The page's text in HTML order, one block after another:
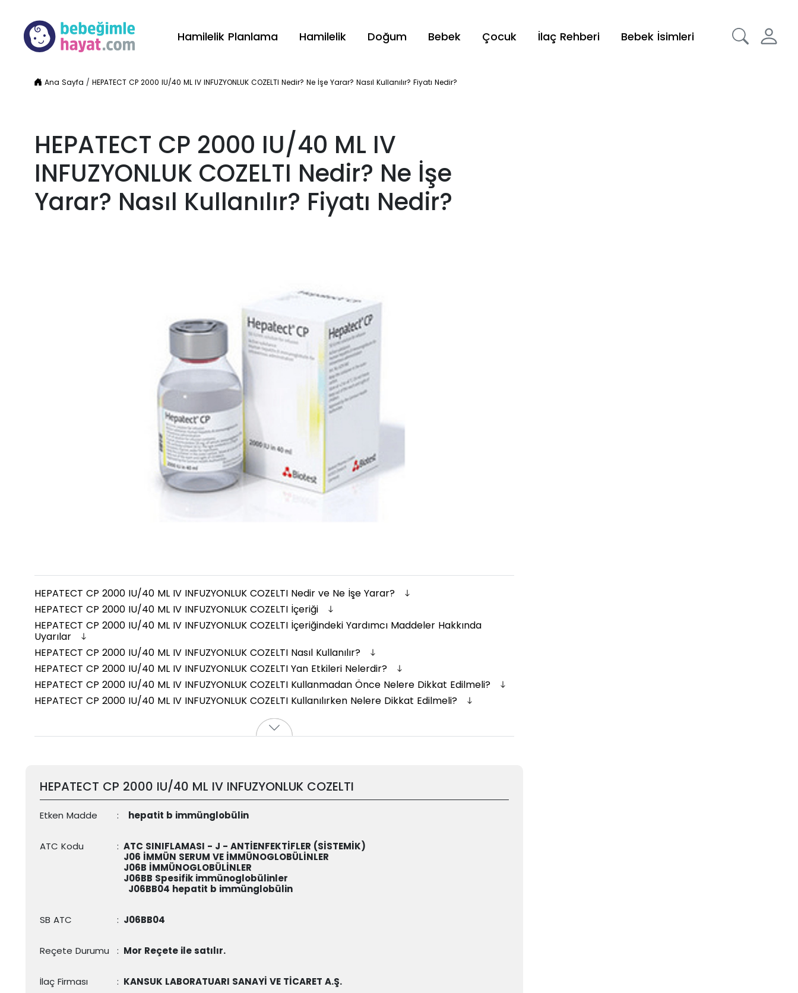
Hamilelik Planlama Hamilelik Doğum Bebek Çocuk İlaç Rehberi Bebek İsimleri
Ana Sayfa /HEPATECT CP 2000 IU/40 ML IV INFUZYONLUK COZELTI Nedir? Ne İşe Yarar? Nasıl Kullanılır? Fiyatı Nedir?
HEPATECT CP 2000 IU/40 ML IV
INFUZYONLUK COZELTI Nedir? Ne İşe
Yarar? Nasıl Kullanılır? Fiyatı Nedir?
HEPATECT CP 2000 IU/40 ML IV INFUZYONLUK COZELTI Nedir ve Ne İşe Yarar?
HEPATECT CP 2000 IU/40 ML IV INFUZYONLUK COZELTI İçeriği
HEPATECT CP 2000 IU/40 ML IV INFUZYONLUK COZELTI İçeriğindeki Yardımcı Maddeler Hakkında
Uyarılar
HEPATECT CP 2000 IU/40 ML IV INFUZYONLUK COZELTI Nasıl Kullanılır?
HEPATECT CP 2000 IU/40 ML IV INFUZYONLUK COZELTI Yan Etkileri Nelerdir?
HEPATECT CP 2000 IU/40 ML IV INFUZYONLUK COZELTI Kullanmadan Önce Nelere Dikkat Edilmeli?
HEPATECT CP 2000 IU/40 ML IV INFUZYONLUK COZELTI Kullanılırken Nelere Dikkat Edilmeli?
HEPATECT CP 2000 IU/40 ML IV INFUZYONLUK COZELTI
Etken Madde : hepatit b immünglobülin
ATC Kodu : ATC SINIFLAMASI - J - ANTİENFEKTİFLER (SİSTEMİK)
J06 İMMÜN SERUM VE İMMÜNOGLOBÜLİNLER
J06B İMMÜNOGLOBÜLİNLER
J06BB Spesifik immünoglobülinler
J06BB04 hepatit b immünglobülin
SB ATC : J06BB04
Reçete Durumu : Mor Reçete ile satılır.
İlaç Firması : KANSUK LABORATUARI SANAYİ VE TİCARET A.Ş.